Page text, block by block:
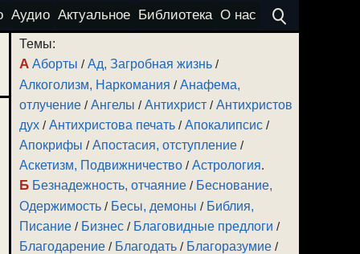
Аудио Актуальное Библиотека О нас
Темы:
А Аборты /Ад, Загробная жизнь /
Алкоголизм, Наркомания /Анафема,
отлучение /Ангелы /Антихрист /Антихристов
дух /Антихристова печать /Апокалипсис /
Апокрифы /Апостасия, отступление /
Аскетизм, Подвижничество /Астрология.
Б Безнадежность, отчаяние / Беснование,
Одержимость / Бесы, демоны / Библия,
Писание / Бизнес / Благовидные предлоги /
Благодарение / Благодать / Благоразумие /